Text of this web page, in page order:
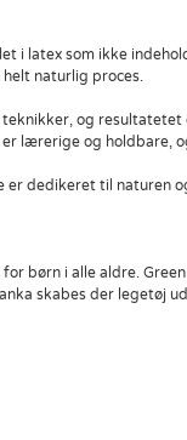
i latex som ikke
naturlig proces.
og
lærerige og holdbare,
er dedikeret til naturen
børn i alle aldre.
skabes der legetøj